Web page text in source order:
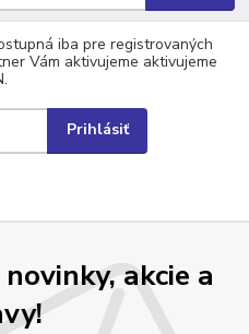
iba pre registrovaných
Vám aktivujeme aktivujeme
akcie a